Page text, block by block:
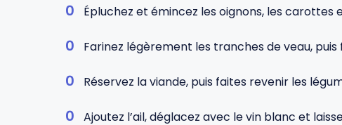
Épluchez et émincez les oignons, les carottes
Farinez légèrement les tranches de veau,
Réservez la viande, puis faites revenir les
Ajoutez l’ail, déglacez avec le vin blanc et